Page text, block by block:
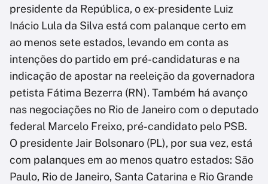
presidente da República, o ex-presidente Luiz
Inácio Lula da Silva está com palanque certo em
ao menos sete estados, levando em conta as
intenções do partido em pré-candidaturas e na
indicação de apostar na reeleição da governadora
petista Fátima Bezerra (RN). Também há avanço
nas negociações no Rio de Janeiro com o deputado
federal Marcelo Freixo, pré-candidato pelo PSB.
O presidente Jair Bolsonaro (PL), por sua vez, está
com palanques em ao menos quatro estados: São
Paulo, Rio de Janeiro, Santa Catarina e Rio Grande